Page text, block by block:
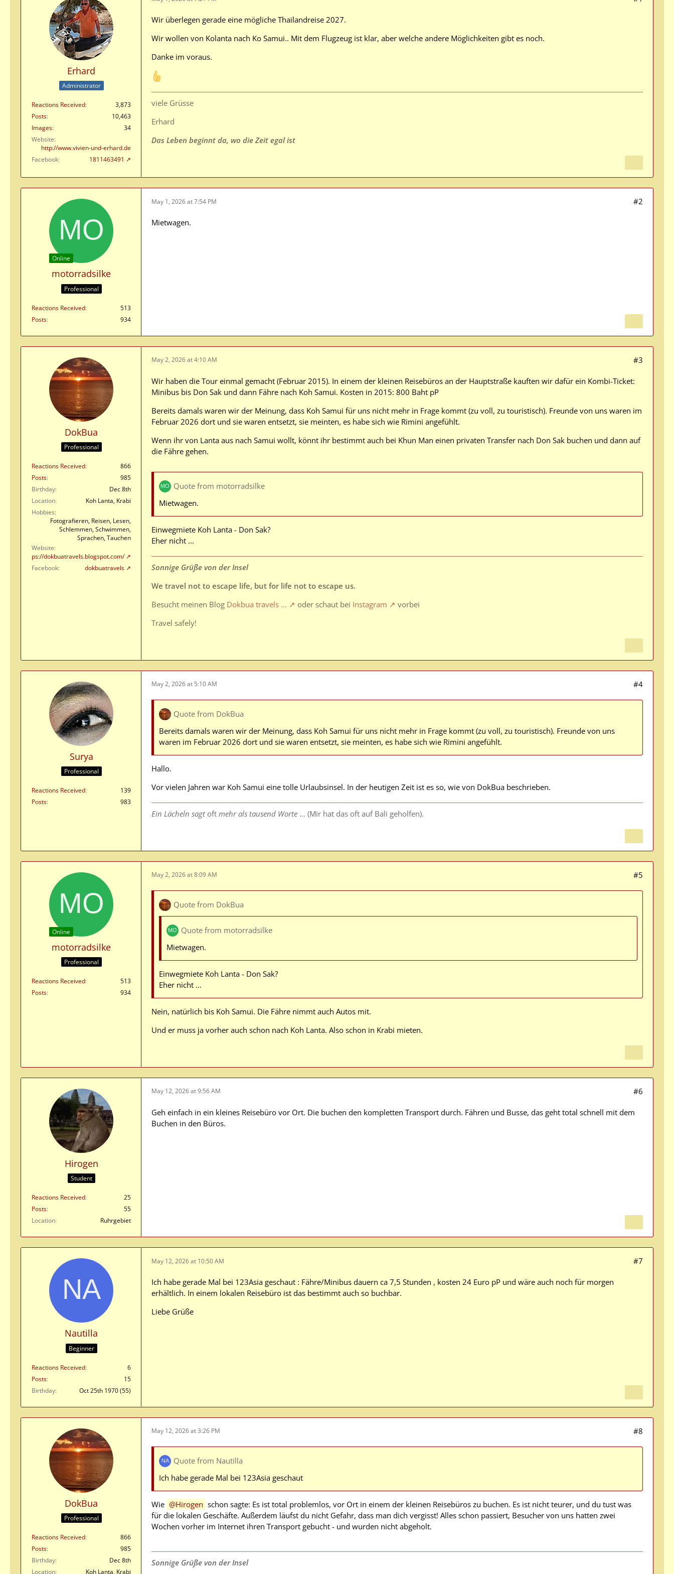
Erhard
Administrator
Reactions Received
3,873
Posts
10,463
Images
34
Website
http://www.vivien-und-erhard.de
Facebook
1811463491
Wir überlegen gerade eine mögliche Thailandreise 2027.
Wir wollen von Kolanta nach Ko Samui.. Mit dem Flugzeug ist klar, aber welche andere Möglichkeiten gibt es noch.
Danke im voraus.
viele Grüsse
Erhard
Das Leben beginnt da, wo die Zeit egal ist
Online
motorradsilke
Professional
Reactions Received
513
Posts
934
May 1, 2026 at 7:54 PM #2
Mietwagen.
DokBua
Professional
Reactions Received
866
Posts
985
Birthday
Dec 8th
Location
Koh Lanta, Krabi
Hobbies
Fotografieren, Reisen, Lesen,
Schlemmen, Schwimmen,
Sprachen, Tauchen
Website
https://dokbuatravels.blogspot.com/
Facebook
dokbuatravels
May 2, 2026 at 4:10 AM #3
Wir haben die Tour einmal gemacht (Februar 2015). In einem der kleinen Reisebüros an der Hauptstraße kauften wir dafür ein Kombi-Ticket:
Minibus bis Don Sak und dann Fähre nach Koh Samui. Kosten in 2015: 800 Baht pP
Bereits damals waren wir der Meinung, dass Koh Samui für uns nicht mehr in Frage kommt (zu voll, zu touristisch). Freunde von uns waren im
Februar 2026 dort und sie waren entsetzt, sie meinten, es habe sich wie Rimini angefühlt.
Wenn ihr von Lanta aus nach Samui wollt, könnt ihr bestimmt auch bei Khun Man einen privaten Transfer nach Don Sak buchen und dann auf
die Fähre gehen.
Quote from motorradsilke
Mietwagen.
Einwegmiete Koh Lanta - Don Sak?
Eher nicht ...
Sonnige Grüße von der Insel
We travel not to escape life, but for life not to escape us.
Besucht meinen Blog Dokbua travels ... oder schaut bei Instagram
vorbei
Travel safely!
Surya
Professional
Reactions Received
139
Posts
983
May 2, 2026 at 5:10 AM #4
Quote from DokBua
Bereits damals waren wir der Meinung, dass Koh Samui für uns nicht mehr in Frage kommt (zu voll, zu touristisch). Freunde von uns
waren im Februar 2026 dort und sie waren entsetzt, sie meinten, es habe sich wie Rimini angefühlt.
Hallo.
Vor vielen Jahren war Koh Samui eine tolle Urlaubsinsel. In der heutigen Zeit ist es so, wie von DokBua beschrieben.
Ein Lächeln sagtoft mehr als tausend Worte ... (Mir hat das oft auf Bali geholfen).
Online
motorradsilke
Professional
Reactions Received
513
Posts
934
May 2, 2026 at 8:09 AM #5
Quote from DokBua
Quote from motorradsilke
Mietwagen.
Einwegmiete Koh Lanta - Don Sak?
Eher nicht ...
Nein, natürlich bis Koh Samui. Die Fähre nimmt auch Autos mit.
Und er muss ja vorher auch schon nach Koh Lanta. Also schon in Krabi mieten.
Hirogen
Student
Reactions Received
25
Posts
55
Location
Ruhrgebiet
May 12, 2026 at 9:56 AM #6
Geh einfach in ein kleines Reisebüro vor Ort. Die buchen den kompletten Transport durch. Fähren und Busse, das geht total schnell mit dem
Buchen in den Büros.
Nautilla
Beginner
Reactions Received
6
Posts
15
Birthday
Oct 25th 1970 (55)
May 12, 2026 at 10:50 AM #7
Ich habe gerade Mal bei 123Asia geschaut : Fähre/Minibus dauern ca 7,5 Stunden , kosten 24 Euro pP und wäre auch noch für morgen
erhältlich. In einem lokalen Reisebüro ist das bestimmt auch so buchbar.
Liebe Grüße
DokBua
Professional
Reactions Received
866
Posts
985
Birthday
Dec 8th
Location
Koh Lanta, Krabi
May 12, 2026 at 3:26 PM #8
Quote from Nautilla
Ich habe gerade Mal bei 123Asia geschaut
Wie Hirogen schon sagte: Es ist total problemlos, vor Ort in einem der kleinen Reisebüros zu buchen. Es ist nicht teurer, und du tust was
für die lokalen Geschäfte. Außerdem läufst du nicht Gefahr, dass man dich vergisst! Alles schon passiert, Besucher von uns hatten zwei
Wochen vorher im Internet ihren Transport gebucht - und wurden nicht abgeholt.
Sonnige Grüße von der Insel